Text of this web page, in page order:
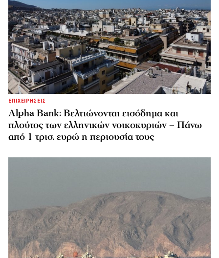
ΕΠΙΧΕΙΡΗΣΕΙΣ
Alpha Bank: Βελτιώνονται εισόδημα και
πλούτος των ελληνικών νοικοκυριών – Πάνω
από 1 τρισ. ευρώ η περιουσία τους